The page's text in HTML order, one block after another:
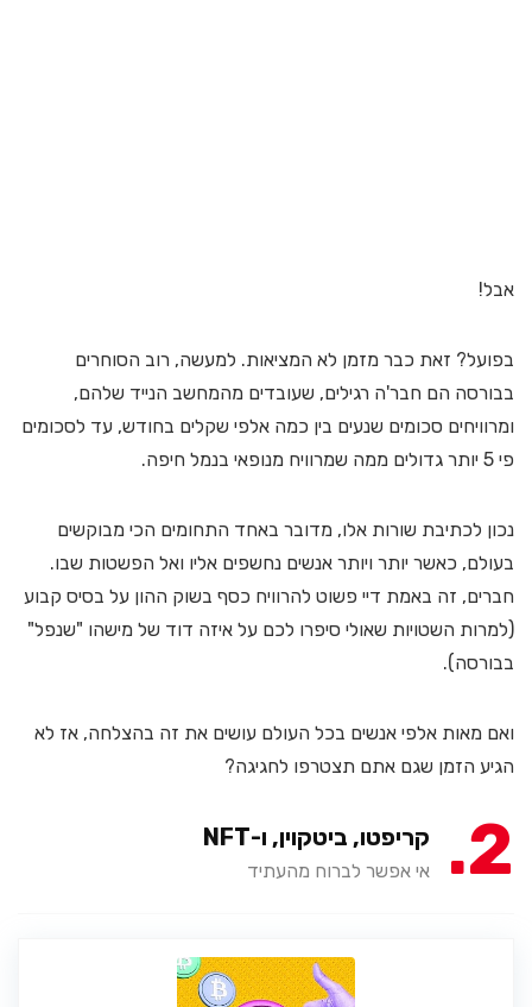
אבל!
בפועל? זאת כבר מזמן לא המציאות. למעשה, רוב הסוחרים
בבורסה הם חבר'ה רגילים, שעובדים מהמחשב הנייד שלהם,
ומרוויחים סכומים שנעים בין כמה אלפי שקלים בחודש, עד לסכומים
פי 5 יותר גדולים ממה שמרוויח מנופאי בנמל חיפה.
נכון לכתיבת שורות אלו, מדובר באחד התחומים הכי מבוקשים
בעולם, כאשר יותר ויותר אנשים נחשפים אליו ואל הפשטות שבו.
חברים, זה באמת דיי פשוט להרוויח כסף בשוק ההון על בסיס קבוע
(למרות השטויות שאולי סיפרו לכם על איזה דוד של מישהו "שנפל"
בבורסה).
ואם מאות אלפי אנשים בכל העולם עושים את זה בהצלחה, אז לא
הגיע הזמן שגם אתם תצטרפו לחגיגה?
2 קריפטו, ביטקוין, ו-NFT
אי אפשר לברוח מהעתיד